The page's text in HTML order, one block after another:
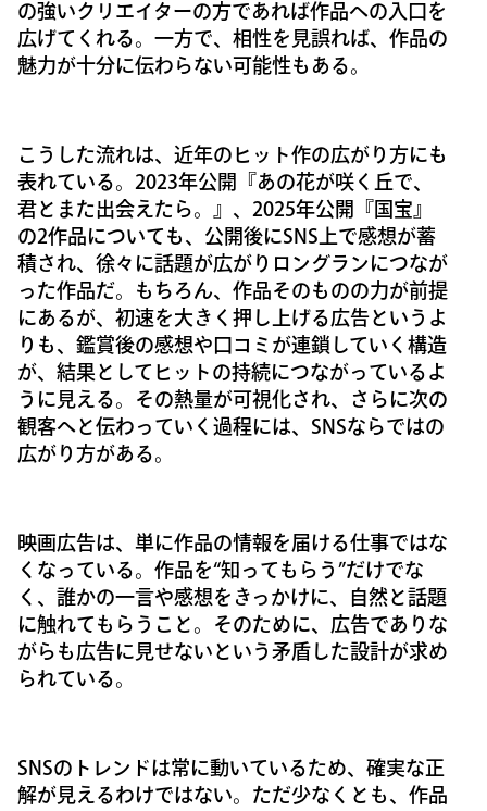
の強いクリエイターの方であれば作品への入口を
広げてくれる。一方で、相性を見誤れば、作品の
魅力が十分に伝わらない可能性もある。
こうした流れは、近年のヒット作の広がり方にも
表れている。2023年公開『あの花が咲く丘で、
君とまた出会えたら。』、2025年公開『国宝』
の2作品についても、公開後にSNS上で感想が蓄
積され、徐々に話題が広がりロングランにつなが
った作品だ。もちろん、作品そのものの力が前提
にあるが、初速を大きく押し上げる広告というよ
りも、鑑賞後の感想や口コミが連鎖していく構造
が、結果としてヒットの持続につながっているよ
うに見える。その熱量が可視化され、さらに次の
観客へと伝わっていく過程には、SNSならではの
広がり方がある。
映画広告は、単に作品の情報を届ける仕事ではな
くなっている。作品を“知ってもらう”だけでな
く、誰かの一言や感想をきっかけに、自然と話題
に触れてもらうこと。そのために、広告でありな
がらも広告に見せないという矛盾した設計が求め
られている。
SNSのトレンドは常に動いているため、確実な正
解が見えるわけではない。ただ少なくとも、作品